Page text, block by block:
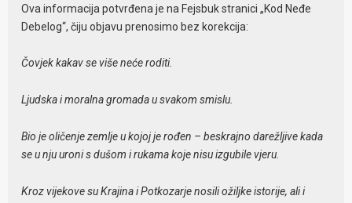
Ova informacija potvrđena je na Fejsbuk stranici „Kod Neđe
Debelog“, čiju objavu prenosimo bez korekcija:
Čovjek kakav se više neće roditi.
Ljudska i moralna gromada u svakom smislu.
Bio je oličenje zemlje u kojoj je rođen – beskrajno darežljive kada
se u nju uroni s dušom i rukama koje nisu izgubile vjeru.
Kroz vijekove su Krajina i Potkozarje nosili ožiljke istorije, ali i